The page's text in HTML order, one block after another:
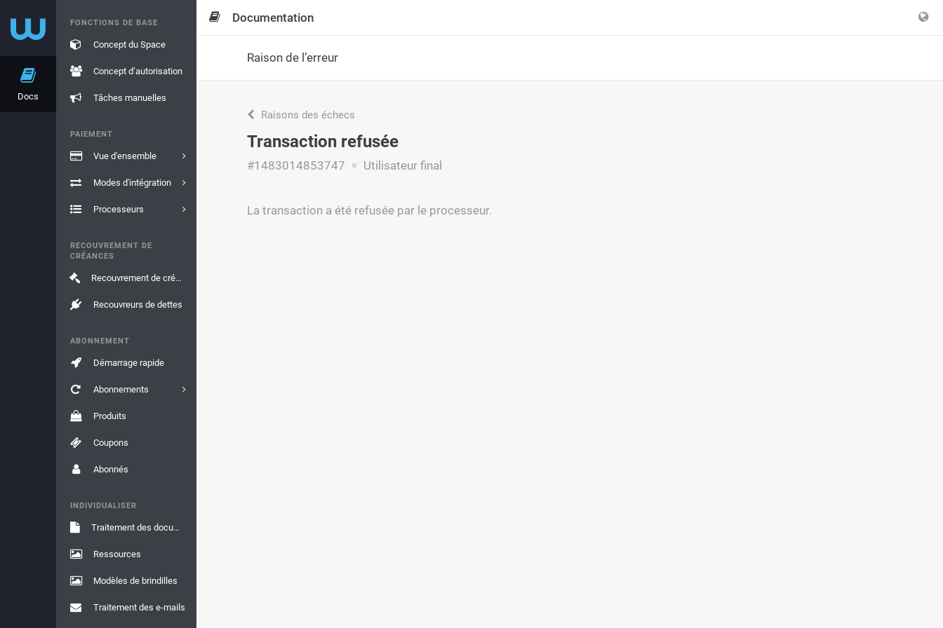
Docs
FONCTIONS DE BASE
Concept du Space
Concept d’autorisation
Tâches manuelles
PAIEMENT
Vue d'ensemble
Modes d'intégration
Processeurs
RECOUVREMENT DE
CRÉANCES
Recouvrement de créances
Recouvreurs de dettes
ABONNEMENT
Démarrage rapide
Abonnements
Produits
Coupons
Abonnés
INDIVIDUALISER
Traitement des documents
Ressources
Modèles de brindilles
Traitement des e-mails
Documentation
Raison de l’erreur
Raisons des échecs
Transaction refusée
#1483014853747 Utilisateur final
La transaction a été refusée par le processeur.